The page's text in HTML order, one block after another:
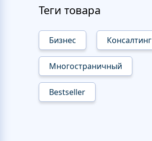
Теги товара
Бизнес Консалтинг
Многостраничный
Bestseller